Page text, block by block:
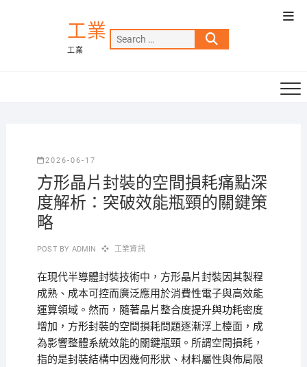
工業
工業
Search
…
2026-06-17
方形晶片封裝的空間損耗痛點深
度解析：突破效能瓶頸的關鍵策
略
POST BY ADMIN 工業資訊
在現代半導體封裝技術中，方形晶片封裝因其製程
成熟、成本可控而廣泛應用於消費性電子與高效能
運算領域。然而，隨著晶片整合度提升與功耗密度
增加，方形封裝的空間損耗問題逐漸浮上檯面，成
為影響整體系統效能的關鍵瓶頸。所謂空間損耗，
指的是封裝結構中因幾何形狀、材料屬性與佈局限